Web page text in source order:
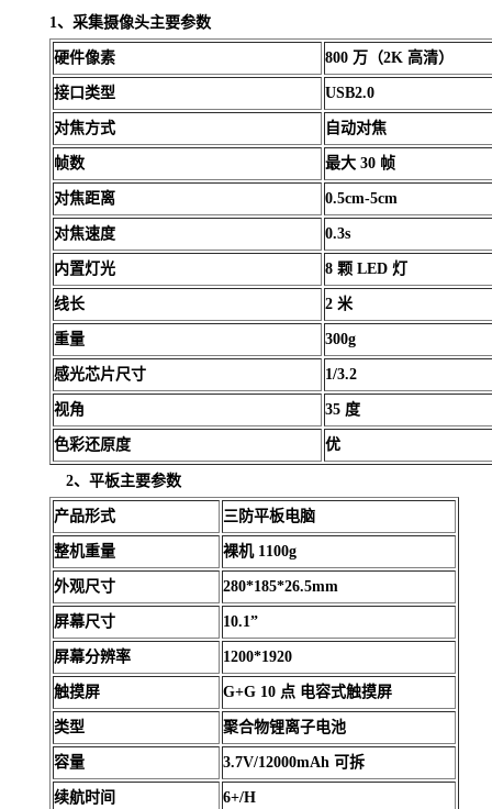
1、采集摄像头主要参数
硬件像素 800 万（2K 高清）
接口类型 USB2.0
对焦方式 自动对焦
帧数 最大 30 帧
对焦距离 0.5cm-5cm
对焦速度 0.3s
内置灯光 8 颗 LED 灯
线长 2 米
重量 300g
感光芯片尺寸 1/3.2
视角 35 度
色彩还原度 优
2、平板主要参数
产品形式 三防平板电脑
整机重量 裸机 1100g
外观尺寸 280*185*26.5mm
屏幕尺寸 10.1”
屏幕分辨率 1200*1920
触摸屏 G+G 10 点 电容式触摸屏
类型 聚合物锂离子电池
容量 3.7V/12000mAh 可拆
续航时间 6+/H